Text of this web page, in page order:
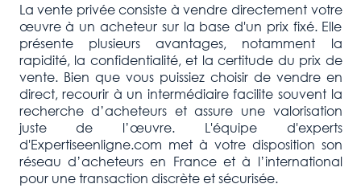
La vente privée consiste à vendre directement votre
œuvre à un acheteur sur la base d'un prix fixé. Elle
présente plusieurs avantages, notamment la
rapidité, la confidentialité, et la certitude du prix de
vente. Bien que vous puissiez choisir de vendre en
direct, recourir à un intermédiaire facilite souvent la
recherche d’acheteurs et assure une valorisation
juste de l’œuvre. L'équipe d'experts
d'Expertiseenligne.com met à votre disposition son
réseau d’acheteurs en France et à l’international
pour une transaction discrète et sécurisée.